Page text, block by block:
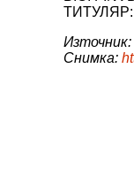
Източник:
Снимка: